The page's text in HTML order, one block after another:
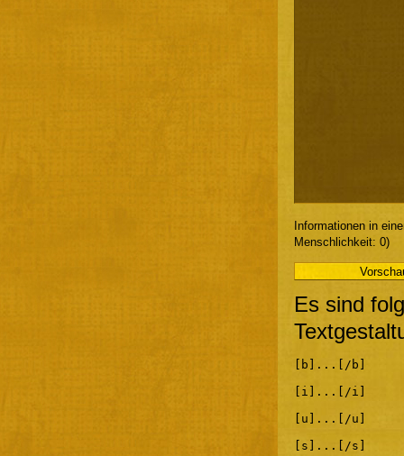
Informationen in
Menschlichkeit: 0)
Es sind
[b]...[/b]
[i]...[/i]
[u]...[/u]
[s]...[/s]